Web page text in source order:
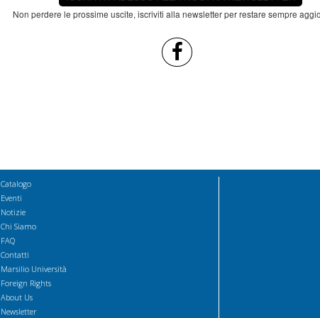
Non perdere le prossime uscite, iscriviti alla newsletter per restare sempre
Catalogo
Eventi
Notizie
Chi Siamo
FAQ
Contatti
Marsilio Università
Foreign Rights
About Us
Newsletter